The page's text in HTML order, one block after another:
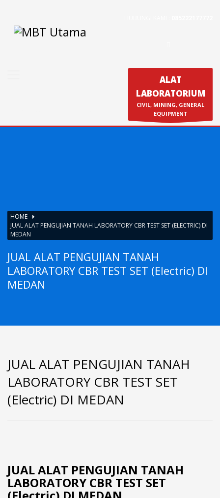
Contact Us
PT. MBT UTAMA
ALAT
LABORATORIUM
CIVIL, MINING, GENERAL
EQUIPMENT
HOME
JUAL ALAT PENGUJIAN TANAH LABORATORY CBR TEST SET (ELECTRIC) DI
MEDAN
JUAL ALAT PENGUJIAN TANAH
LABORATORY CBR TEST SET (Electric) DI
MEDAN
JUAL ALAT PENGUJIAN TANAH
LABORATORY CBR TEST SET
(Electric) DI MEDAN
JUAL ALAT PENGUJIAN TANAH
LABORATORY CBR TEST SET